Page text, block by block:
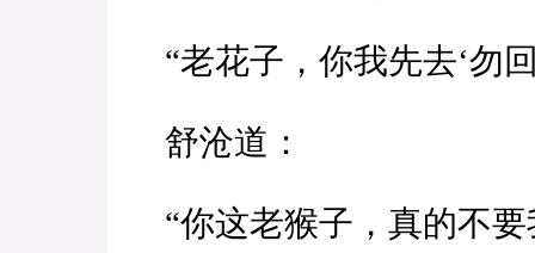
“老花子，你我先去‘勿
舒沧道：
“你这老猴子，真的不要